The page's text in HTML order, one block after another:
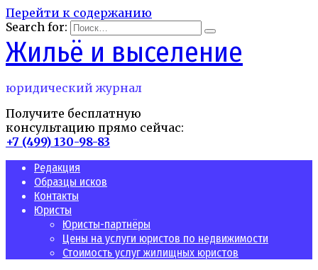
Перейти к содержанию
Search for:
Жильё и выселение
юридический журнал
Получите бесплатную
консультацию прямо сейчас:
+7 (499) 130-98-83
Редакция
Образцы исков
Контакты
Юристы
Юристы-партнёры
Цены на услуги юристов по недвижимости
Стоимость услуг жилищных юристов